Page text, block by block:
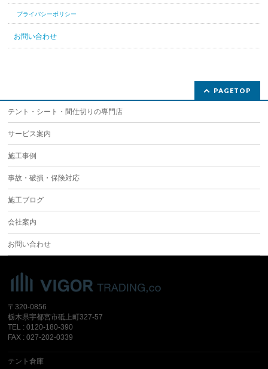
プライバシーポリシー
お問い合わせ
PAGETOP
テント・シート・間仕切りの専門店
サービス案内
施工事例
事故・破損・保険対応
施工ブログ
会社案内
お問い合わせ
〒320-0856
栃木県宇都宮市砥上町327-57
TEL : 0120-180-390
FAX : 027-202-0339
テント倉庫